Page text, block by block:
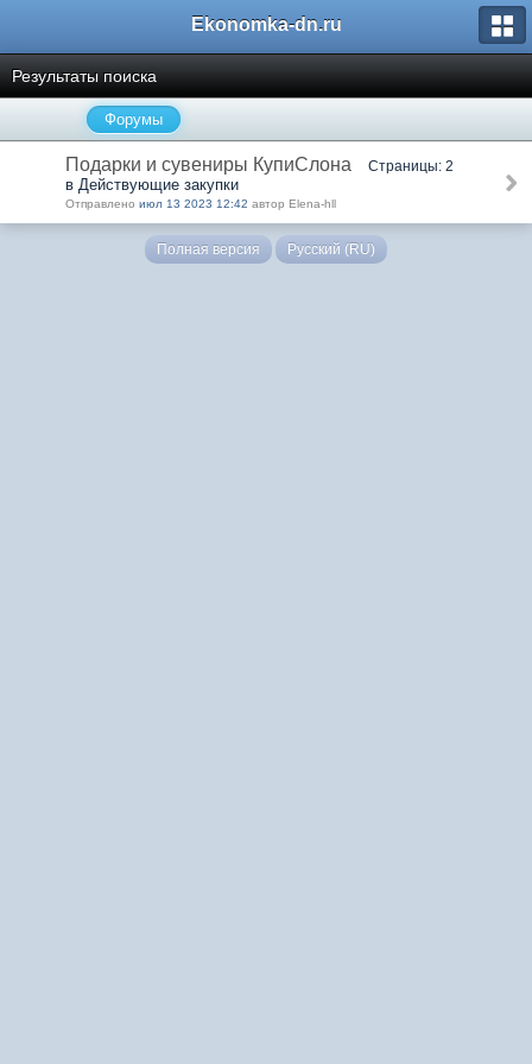
Ekonomka-dn.ru
Результаты поиска
Форумы
Подарки и сувениры КупиСлона Страницы: 2
в Действующие закупки
Отправлено июл 13 2023 12:42 автор Elena-hll
Полная версия Русский (RU)